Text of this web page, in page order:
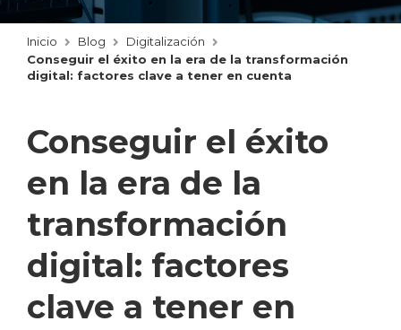
Inicio Blog
Digitalización
Conseguir el éxito en la era de la transformación
digital: factores clave a tener en cuenta
Conseguir el éxito
en la era de la
transformación
digital: factores
clave a tener en